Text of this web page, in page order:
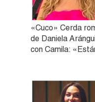
«Cuco» Cerda
de Daniela
con Camila: